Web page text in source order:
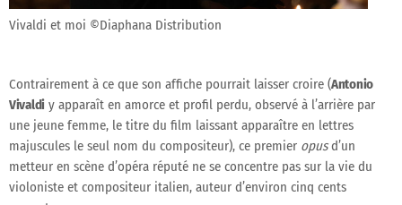
Vivaldi et moi ©Diaphana Distribution
Contrairement à ce que son affiche pourrait laisser croire (Antonio
Vivaldiy apparaît en amorce et profil perdu, observé à l’arrière par
une jeune femme, le titre du film laissant apparaître en lettres
majuscules le seul nom du compositeur), ce premier opusd’un
metteur en scène d’opéra réputé ne se concentre pas sur la vie du
violoniste et compositeur italien, auteur d’environ cinq cents